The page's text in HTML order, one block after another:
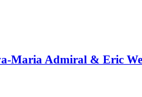
Maria Admiral & Eric